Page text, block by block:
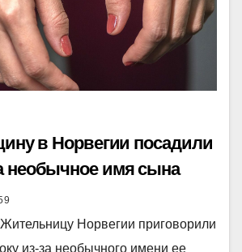
в Норвегии посадили
необычное имя сына
Норвегии приговорили
из-за необычного имени ее